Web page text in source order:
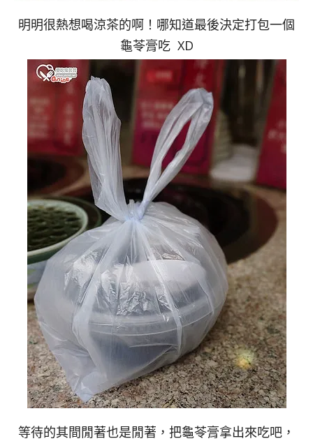
明明很熱想喝涼茶的啊！哪知道最後決定打包一個
龜苓膏吃 XD
等待的其間閒著也是閒著，把龜苓膏拿出來吃吧，